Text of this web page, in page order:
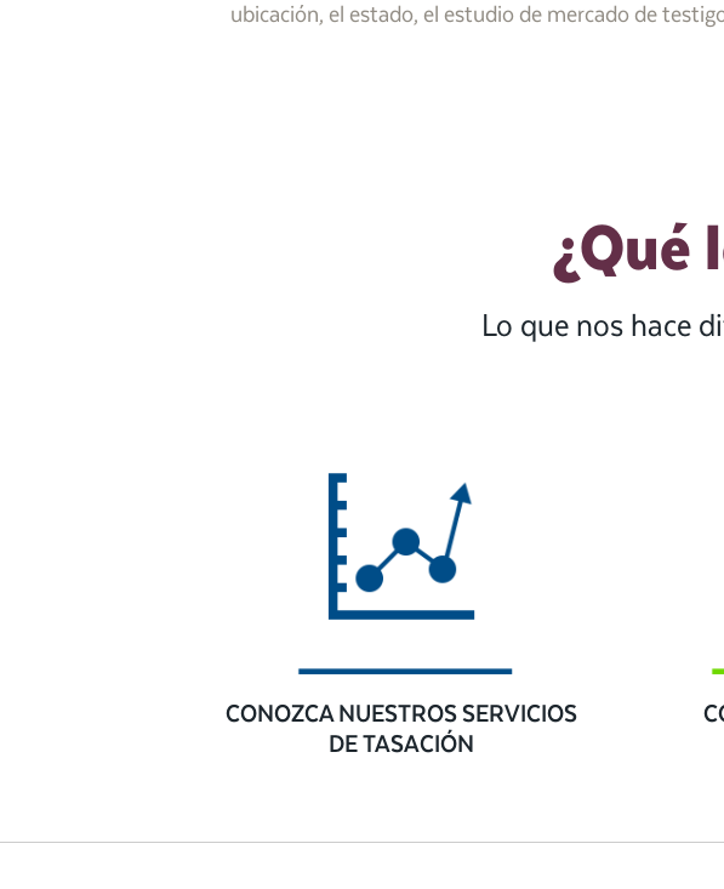
ubicación, el estado, el estudio de mercado de
¿Qué
Lo que nos hace
CONOZCA NUESTROS SERVICIOS
DE TASACIÓN